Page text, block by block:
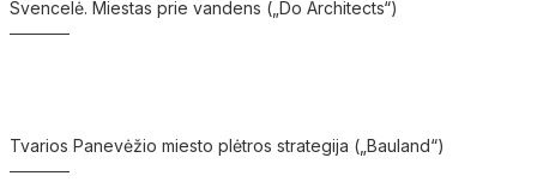
Svencelė. Miestas prie vandens („Do Architects“)
Tvarios Panevėžio miesto plėtros strategija („Bauland“)